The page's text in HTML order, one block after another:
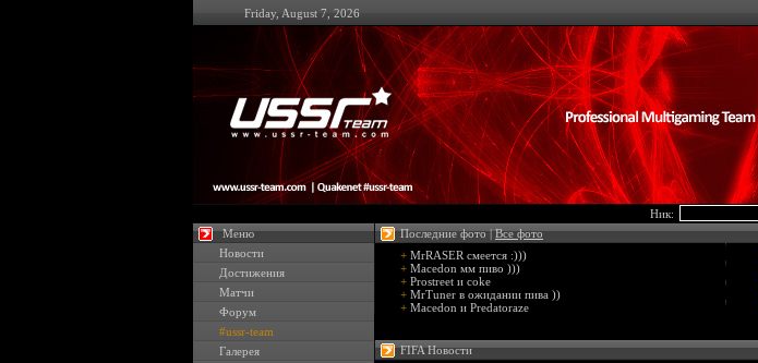
Friday, August 7, 2026
Ник:
Меню
Новости
Достижения
Матчи
Форум
#ussr-team
Галерея
Последние фото |Все фото
+ MrRASER смеется :)))
+ Macedon мм пиво )))
+ Prostreet и coke
+ MrTuner в ожидании пива ))
+ Macedon и Predatoraze
FIFA Новости